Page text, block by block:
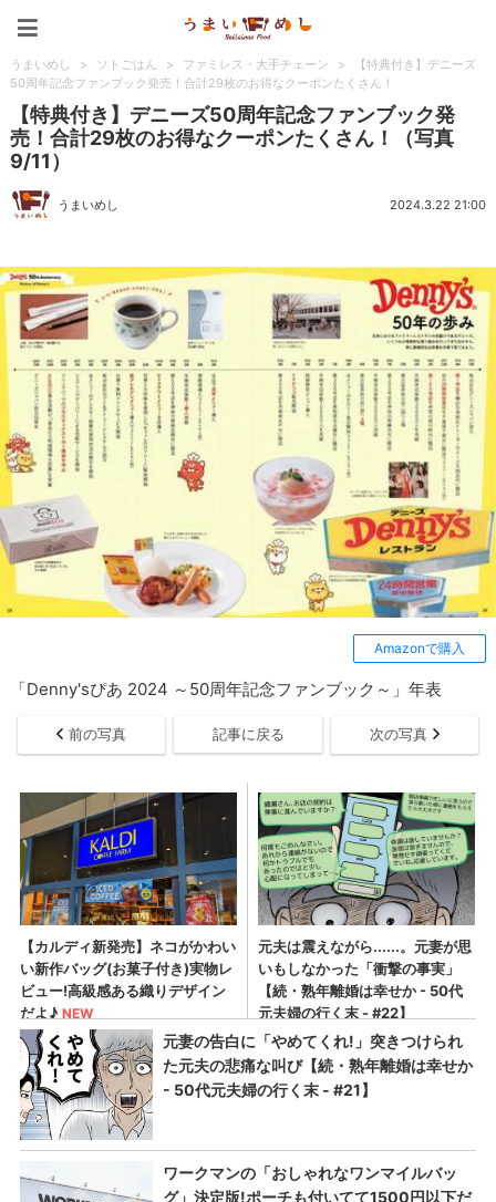
うまいめし > ソトごはん > ファミレス・大手チェーン >
【特典付き】デニーズ
50周年記念ファンブック発売！合計29枚のお得なクーポンたくさん！
【特典付き】デニーズ50周年記念ファンブック発
売！合計29枚のお得なクーポンたくさん！（写真
9/11）
うまいめし 2024.3.22 21:00
Amazonで購入
「Denny'sぴあ 2024 ～50周年記念ファンブック～」年表
前の写真 記事に戻る 次の写真